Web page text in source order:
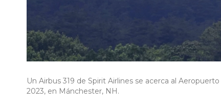
Un Airbus 319 de Spirit Airlines se acerca al
2023, en Mánchester, NH.